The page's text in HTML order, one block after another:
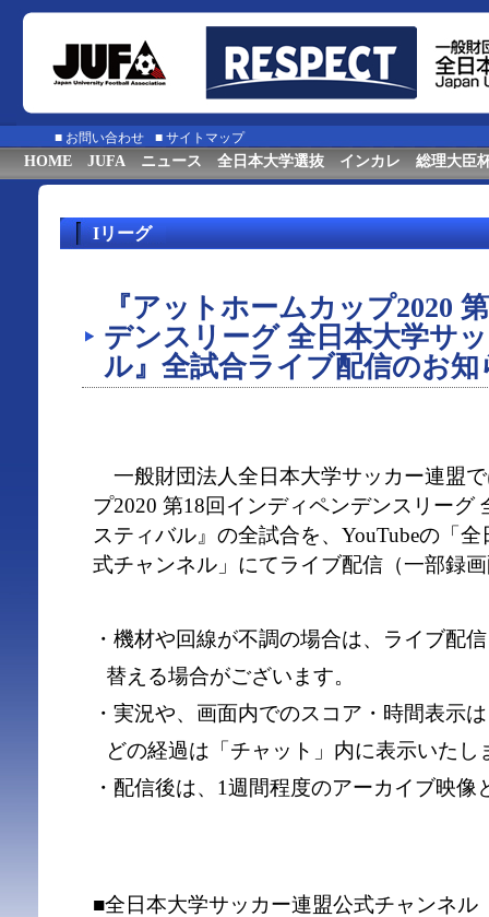
■ お問い合わせ ■ サイトマップ
HOME JUFA ニュース 全日本大学選抜 インカレ 総理大臣
Iリーグ
『アットホームカップ2020
デンスリーグ 全日本大学サ
ル』全試合ライブ配信のお知
一般財団法人全日本大学サッカー連盟
プ2020 第18回インディペンデンスリーグ
スティバル』の全試合を、YouTubeの「
式チャンネル」にてライブ配信（一部録
・機材や回線が不調の場合は、ライブ配
替える場合がございます。
・実況や、画面内でのスコア・時間表示
どの経過は「チャット」内に表示いたし
・配信後は、1週間程度のアーカイブ映
■全日本大学サッカー連盟公式チャンネル